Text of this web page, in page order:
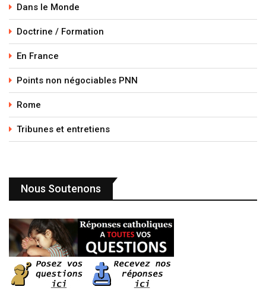
Dans le Monde
Doctrine / Formation
En France
Points non négociables PNN
Rome
Tribunes et entretiens
Nous Soutenons